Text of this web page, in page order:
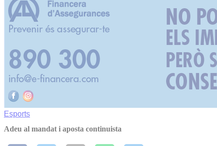
Esports
Adeu al mandat i aposta continuista